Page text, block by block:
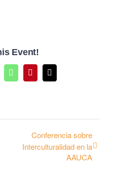
Event!
WhatsAppPinterestEmail
Conferencia sobre
Interculturalidad en la
AAUCA